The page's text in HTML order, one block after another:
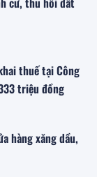
thuế tại Công
triệu đồng
hàng xăng dầu,